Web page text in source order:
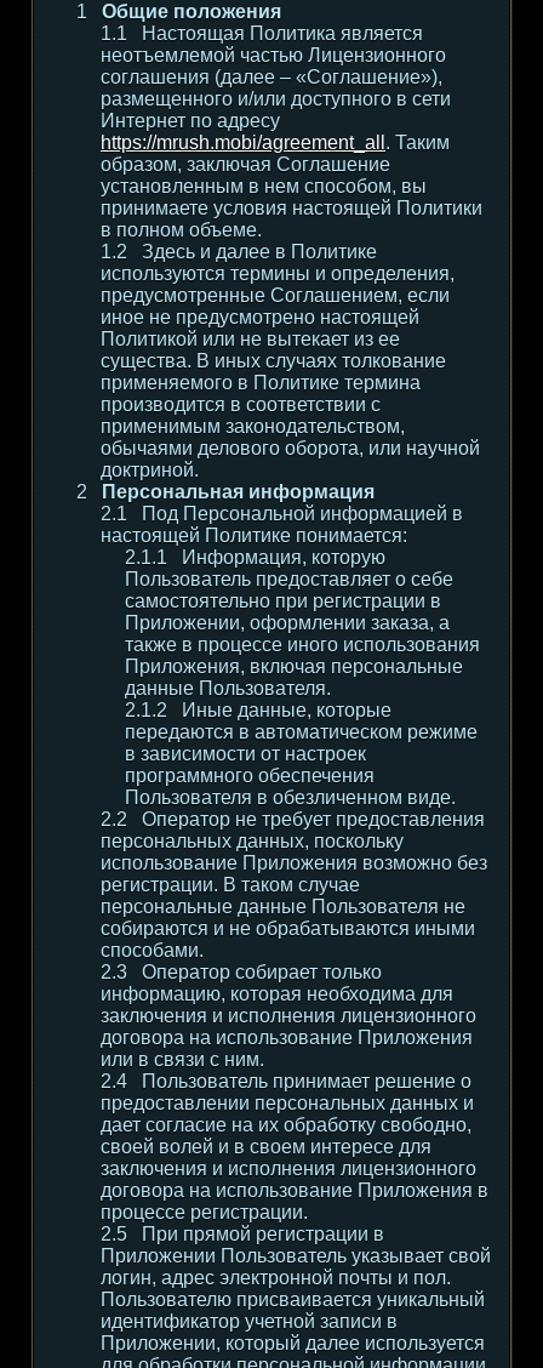
Общие положения
Настоящая Политика является
неотъемлемой частью Лицензионного
соглашения (далее – «Соглашение»),
размещенного и/или доступного в сети
Интернет по адресу
https://mrush.mobi/agreement_all . Таким
образом, заключая Соглашение
установленным в нем способом, вы
принимаете условия настоящей Политики
в полном объеме.
Здесь и далее в Политике
используются термины и определения,
предусмотренные Соглашением, если
иное не предусмотрено настоящей
Политикой или не вытекает из ее
существа. В иных случаях толкование
применяемого в Политике термина
производится в соответствии с
применимым законодательством,
обычаями делового оборота, или научной
доктриной.
Персональная информация
Под Персональной информацией в
настоящей Политике понимается:
Информация, которую
Пользователь предоставляет о себе
самостоятельно при регистрации в
Приложении, оформлении заказа, а
также в процессе иного использования
Приложения, включая персональные
данные Пользователя.
Иные данные, которые
передаются в автоматическом режиме
в зависимости от настроек
программного обеспечения
Пользователя в обезличенном виде.
Оператор не требует предоставления
персональных данных, поскольку
использование Приложения возможно без
регистрации. В таком случае
персональные данные Пользователя не
собираются и не обрабатываются иными
способами.
Оператор собирает только
информацию, которая необходима для
заключения и исполнения лицензионного
договора на использование Приложения
или в связи с ним.
Пользователь принимает решение о
предоставлении персональных данных и
дает согласие на их обработку свободно,
своей волей и в своем интересе для
заключения и исполнения лицензионного
договора на использование Приложения в
процессе регистрации.
При прямой регистрации в
Приложении Пользователь указывает свой
логин, адрес электронной почты и пол.
Пользователю присваивается уникальный
идентификатор учетной записи в
Приложении, который далее используется